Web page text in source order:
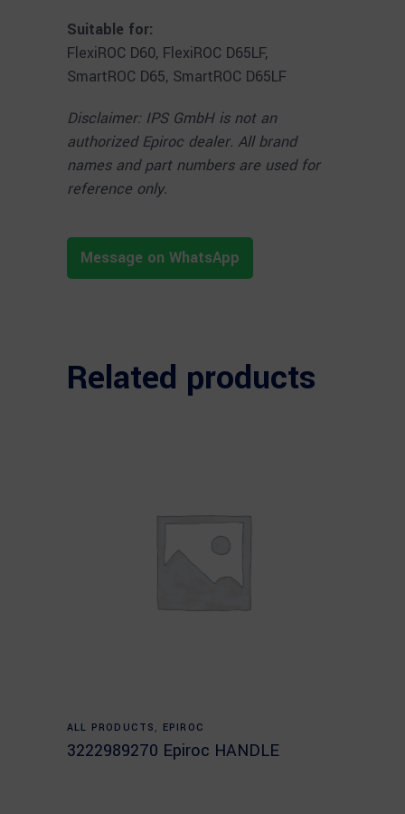
Suitable for:
FlexiROC D60, FlexiROC D65LF,
SmartROC D65, SmartROC D65LF
Disclaimer: IPS GmbH is not an
authorized Epiroc dealer. All brand
names and part numbers are used for
reference only.
Message on WhatsApp
Related products
Read more
ALL PRODUCTS , EPIROC
3222989270 Epiroc HANDLE